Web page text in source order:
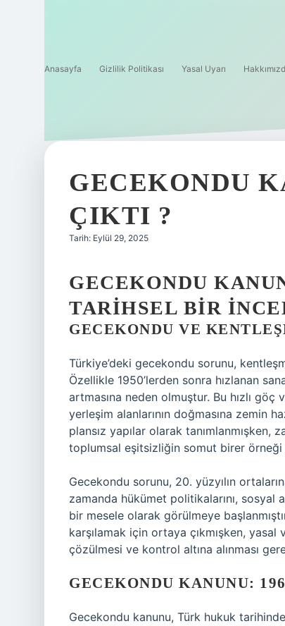
Anasayfa Gizlilik Politikası Yasal Uyarı
GECEKONDU
ÇIKTI ?
Tarih: Eylül 29, 2025
GECEKONDU
TARIHSEL BIR
GECEKONDU VE
Türkiye’deki gecekondu sorunu,
Özellikle 1950’lerden sonra hızlanan
artmasına neden olmuştur. Bu hızlı
yerleşim alanlarının doğmasına zemin
plansız yapılar olarak tanımlanmışken,
toplumsal eşitsizliğin somut birer örneği
Gecekondu sorunu, 20. yüzyılın
zamanda hükümet politikalarını, sosyal
bir mesele olarak görülmeye
karşılamak için ortaya çıkmışken,
çözülmesi ve kontrol altına alınması
GECEKONDU KANUNU:
Gecekondu kanunu, Türk hukuk